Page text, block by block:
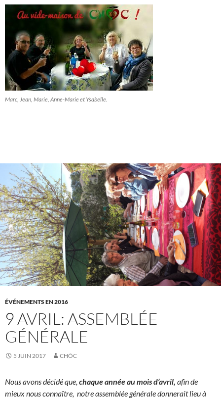
Marc, Jean, Marie, Anne-Marie et Ysabelle.
ÉVÉNEMENTS EN 2016
9 AVRIL: ASSEMBLÉE
GÉNÉRALE
5 JUIN 2017 CHÔC
Nous avons décidé que, chaque année au mois d’avril, afin de
mieux nous connaître, notre assemblée générale donnerait lieu à